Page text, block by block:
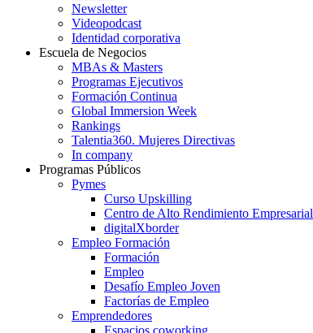
Newsletter
Videopodcast
Identidad corporativa
Escuela de Negocios
MBAs & Masters
Programas Ejecutivos
Formación Continua
Global Immersion Week
Rankings
Talentia360. Mujeres Directivas
In company
Programas Públicos
Pymes
Curso Upskilling
Centro de Alto Rendimiento Empresarial
digitalXborder
Empleo Formación
Formación
Empleo
Desafío Empleo Joven
Factorías de Empleo
Emprendedores
Espacios coworking